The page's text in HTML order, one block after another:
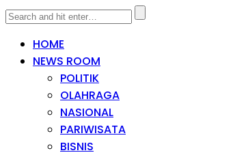
HOME
NEWS ROOM
POLITIK
OLAHRAGA
NASIONAL
PARIWISATA
BISNIS